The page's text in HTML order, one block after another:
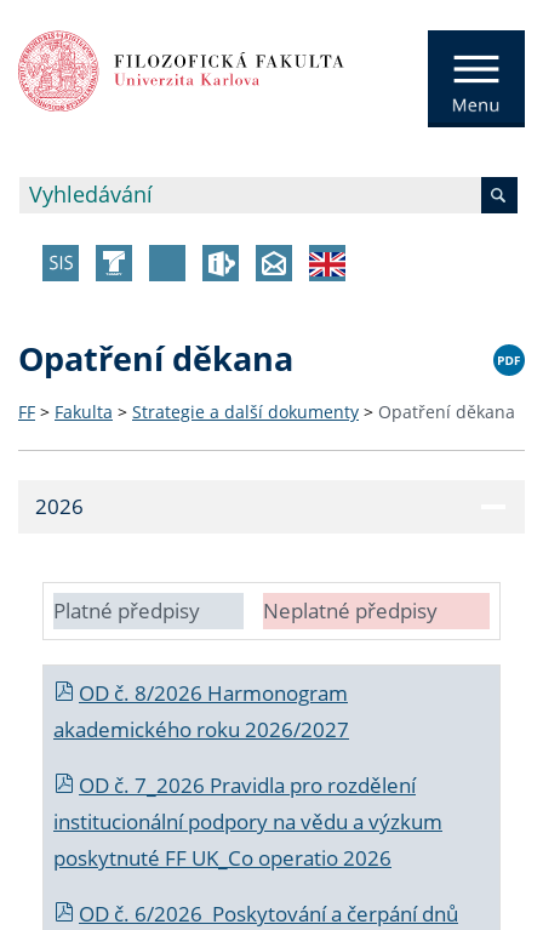
Opatření děkana
FF > Fakulta > Strategie a další dokumenty > Opatření děkana
2026
Platné předpisy Neplatné předpisy
OD č. 8/2026 Harmonogram
akademického roku 2026/2027
OD č. 7_2026 Pravidla pro rozdělení
institucionální podpory na vědu a výzkum
poskytnuté FF UK_Co operatio 2026
OD č. 6/2026 Poskytování a čerpání dnů